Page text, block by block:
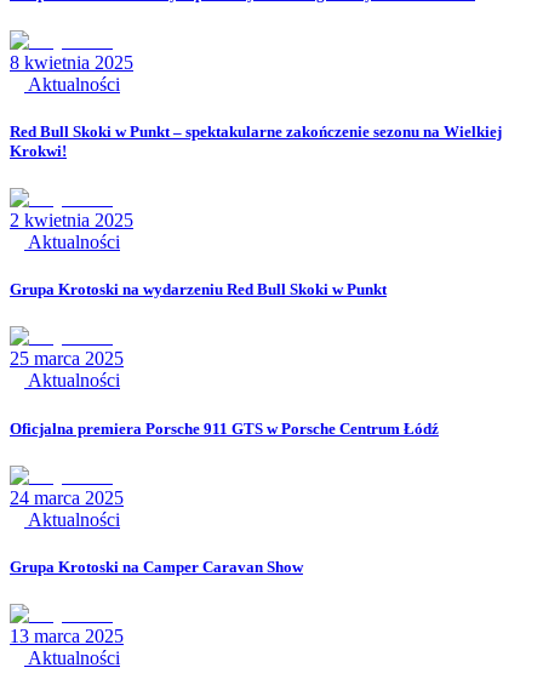
8 kwietnia 2025
Aktualności
Red Bull Skoki w Punkt – spektakularne zakończenie sezonu na Wielkiej
Krokwi!
2 kwietnia 2025
Aktualności
Grupa Krotoski na wydarzeniu Red Bull Skoki w Punkt
25 marca 2025
Aktualności
Oficjalna premiera Porsche 911 GTS w Porsche Centrum Łódź
24 marca 2025
Aktualności
Grupa Krotoski na Camper Caravan Show
13 marca 2025
Aktualności